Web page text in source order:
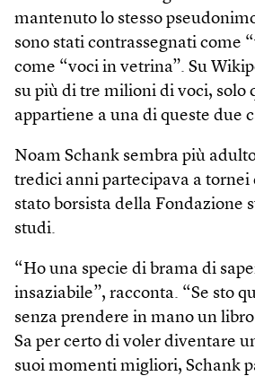
mantenuto lo stesso
sono stati contrassegnati come
come “voci in vetrina”. Su
su più di tre milioni di voci, solo
appartiene a una di queste due
Noam Schank sembra più
tredici anni partecipava a tornei
stato borsista della Fondazione
studi.
“Ho una specie di brama di
insaziabile”, racconta. “Se sto
senza prendere in mano un
Sa per certo di voler diventare
suoi momenti migliori, Schank